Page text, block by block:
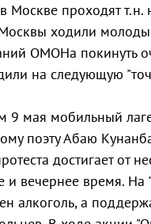
Москве проходят т.н.
ходили
ОМОНа покинуть
на следующую
9 мая мобильный
поэту Абаю
достигает от
и вечернее время. На
алкоголь, а